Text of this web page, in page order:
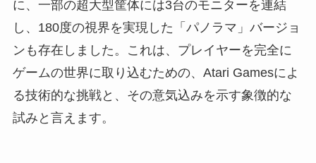
に、一部の超大型筐体には3台のモニターを連結
し、180度の視界を実現した「パノラマ」バージョ
ンも存在しました。これは、プレイヤーを完全に
ゲームの世界に取り込むための、Atari Gamesによ
る技術的な挑戦と、その意気込みを示す象徴的な
試みと言えます。